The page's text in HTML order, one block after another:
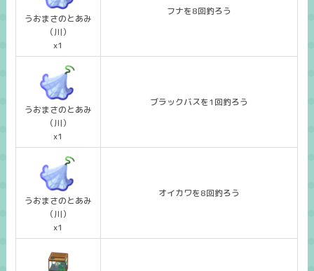
うおまさのとあみ
（川）
x1
フナを8回釣ろう
うおまさのとあみ
（川）
x1
ブラックバスを1回釣ろう
うおまさのとあみ
（川）
x1
オイカワを8回釣ろう